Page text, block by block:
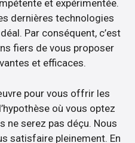
et expérimentée.
dernières technologies
Par conséquent, c’est
fiers de vous proposer
et efficaces.
pour vous offrir les
où vous optez
ne serez pas déçu. Nous
satisfaire pleinement. En